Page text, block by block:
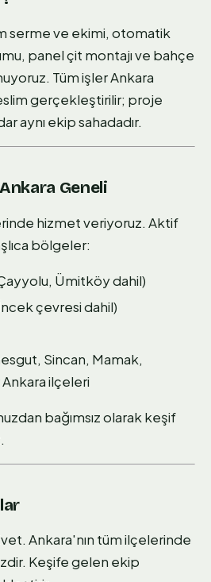
serme ve ekimi, otomatik
panel çit montajı ve bahçe
Tüm işler Ankara
gerçekleştirilir; proje
aynı ekip sahadadır.
Geneli
hizmet veriyoruz. Aktif
bölgeler:
Ümitköy dahil)
çevresi dahil)
Sincan, Mamak,
ilçeleri
bağımsız olarak keşif
Ankara'nın tüm ilçelerinde
Keşife gelen ekip